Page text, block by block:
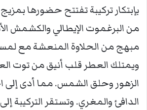
بإبتكار تركيبة تفتتح حضورها
من البرغموت الإيطالي والكشمش
مبهج من الحلاوة المنعشة مع
ويمتلك العطر قلب أنيق من توت
الزهور وحلق الشمس. مما أدى إلى
الدافئ والمغري. وتستقر التركيبة